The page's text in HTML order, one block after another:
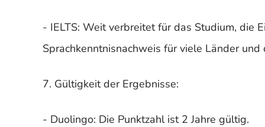
- IELTS: Weit verbreitet für das Studium, die
Sprachkenntnisnachweis für viele Länder
7. Gültigkeit der Ergebnisse:
- Duolingo: Die Punktzahl ist 2 Jahre gültig.